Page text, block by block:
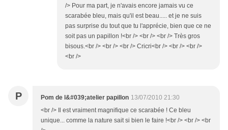
/> Pour ma part, je n'avais encore jamais vu ce
scarabée bleu, mais qu'il est beau..... et je ne suis
pas surprise du tout que tu l'apprécie, bien que ce ne
soit pas un papillon !<br /> <br /> <br /> Très gros
bisous.<br /> <br /> <br /> Cricri<br /> <br /> <br />
<br />
P Pom de l&#039;atelier papillon 13/07/2010 21:30
<br /> Il est vraiment magnifique ce scarabée ! Ce bleu
unique... comme la nature sait si bien le faire !<br /> <br /> <br